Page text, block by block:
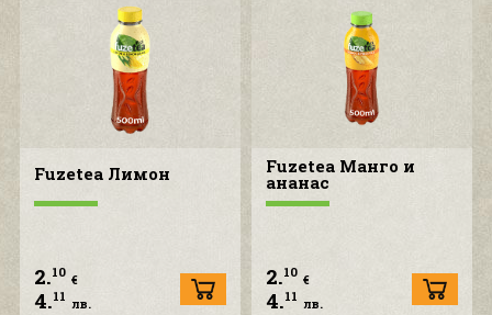
Fuzetea Лимон
2.10 €
4.11 лв.
Fuzetea Манго и
ананас
2.10 €
4.11 лв.